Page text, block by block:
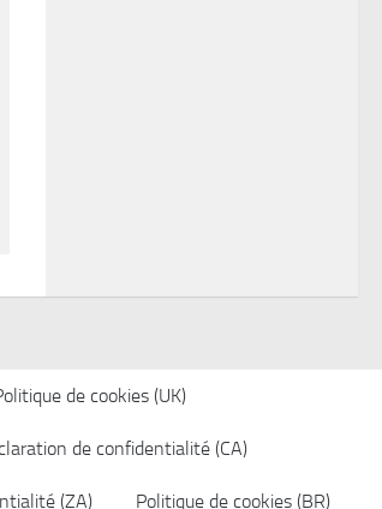
de cookies (UK)
de confidentialité (CA)
(ZA) Politique de cookies (BR)